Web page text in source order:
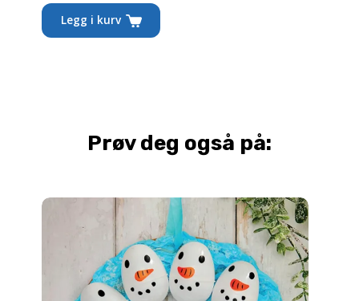
Legg i kurv
Prøv deg også på: